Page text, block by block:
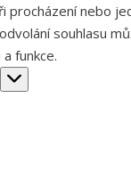
procházení nebo
souhlasu
funkce.